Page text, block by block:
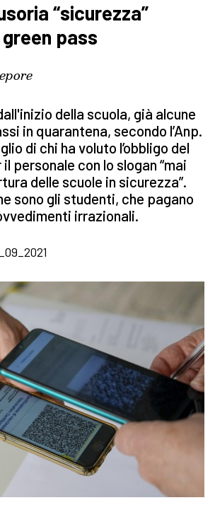
“sicurezza”
green pass
della scuola, già alcune
in quarantena, secondo l’Anp.
di chi ha voluto l’obbligo del
personale con lo slogan “mai
delle scuole in sicurezza”.
sono gli studenti, che pagano
irrazionali.